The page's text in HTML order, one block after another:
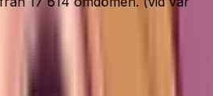
reservationer